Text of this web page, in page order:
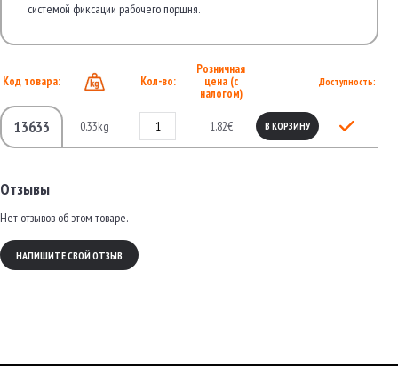
системой фиксации рабочего поршня.
Код товара: Кол-во:
Розничная
цена (с
налогом)
Доступность:
13633 0.33kg 1.82€ В КОРЗИНУ
Отзывы
Нет отзывов об этом товаре.
НАПИШИТЕ СВОЙ ОТЗЫВ